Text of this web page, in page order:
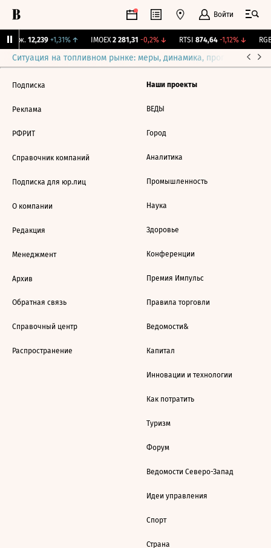
Войти
Бирж. 12,239 +1,31%↑ IMOEX 2 281,31 -0,2%↓ RTSI 874,64 -1,12%↓ RGBI
Ситуация на топливном рынке: меры, динамика, прогнозы
Подписка
Реклама
РФРИТ
Справочник компаний
Подписка для юр.лиц
О компании
Редакция
Менеджмент
Архив
Обратная связь
Справочный центр
Распространение
Наши проекты
ВЕДЫ
Город
Аналитика
Промышленность
Наука
Здоровье
Конференции
Премия Импульс
Правила торговли
Ведомости&
Капитал
Инновации и технологии
Как потратить
Туризм
Форум
Ведомости Северо-Запад
Идеи управления
Спорт
Страна